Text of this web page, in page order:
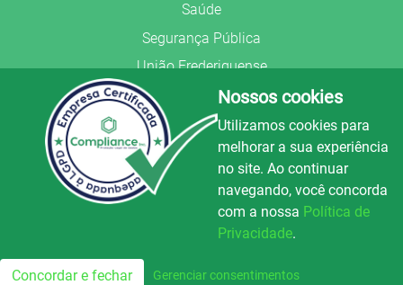
Saúde
Segurança Pública
União Frederiquense
© Copyright 2022.LA+.
Todos os direitos reservados.
Preparado no
100.3
FM
Nossos cookies
Utilizamos cookies para
melhorar a sua experiência
no site. Ao continuar
navegando, você concorda
com a nossa Política de
Privacidade.
Concordar e fechar Gerenciar consentimentos